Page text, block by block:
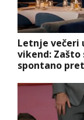
Letnje večeri
vikend: Zašto
spontano